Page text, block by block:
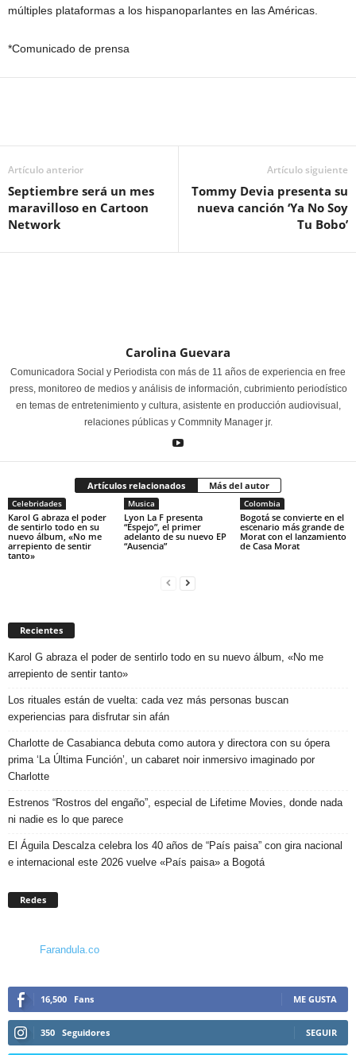
múltiples plataformas a los hispanoparlantes en las Américas.
*Comunicado de prensa
Artículo anterior
Septiembre será un mes
maravilloso en Cartoon
Network
Artículo siguiente
Tommy Devia presenta su
nueva canción ‘Ya No Soy
Tu Bobo’
Carolina Guevara
Comunicadora Social y Periodista con más de 11 años de experiencia en free
press, monitoreo de medios y análisis de información, cubrimiento periodístico
en temas de entretenimiento y cultura, asistente en producción audiovisual,
relaciones públicas y Commnity Manager jr.
Artículos relacionados Más del autor
Celebridades
Karol G abraza el poder
de sentirlo todo en su
nuevo álbum, «No me
arrepiento de sentir
tanto»
Musica
Lyon La F presenta
“Espejo”, el primer
adelanto de su nuevo EP
“Ausencia”
Colombia
Bogotá se convierte en el
escenario más grande de
Morat con el lanzamiento
de Casa Morat
Recientes
Karol G abraza el poder de sentirlo todo en su nuevo álbum, «No me
arrepiento de sentir tanto»
Los rituales están de vuelta: cada vez más personas buscan
experiencias para disfrutar sin afán
Charlotte de Casabianca debuta como autora y directora con su ópera
prima ‘La Última Función’, un cabaret noir inmersivo imaginado por
Charlotte
Estrenos “Rostros del engaño”, especial de Lifetime Movies, donde nada
ni nadie es lo que parece
El Águila Descalza celebra los 40 años de “País paisa” con gira nacional
e internacional este 2026 vuelve «País paisa» a Bogotá
Redes
Farandula.co
16,500 Fans ME GUSTA
350 Seguidores SEGUIR